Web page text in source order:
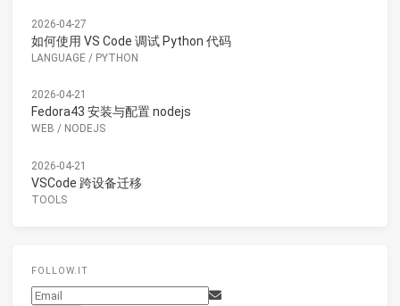
2026-04-27
如何使用 VS Code 调试 Python 代码
LANGUAGE / PYTHON
2026-04-21
Fedora43 安装与配置 nodejs
WEB / NODEJS
2026-04-21
VSCode 跨设备迁移
TOOLS
FOLLOW.IT